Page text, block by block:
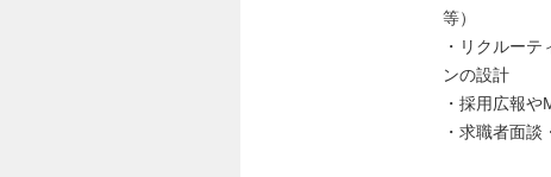
等）
・リクルー
ンの設計
・採用広報
・求職者面談